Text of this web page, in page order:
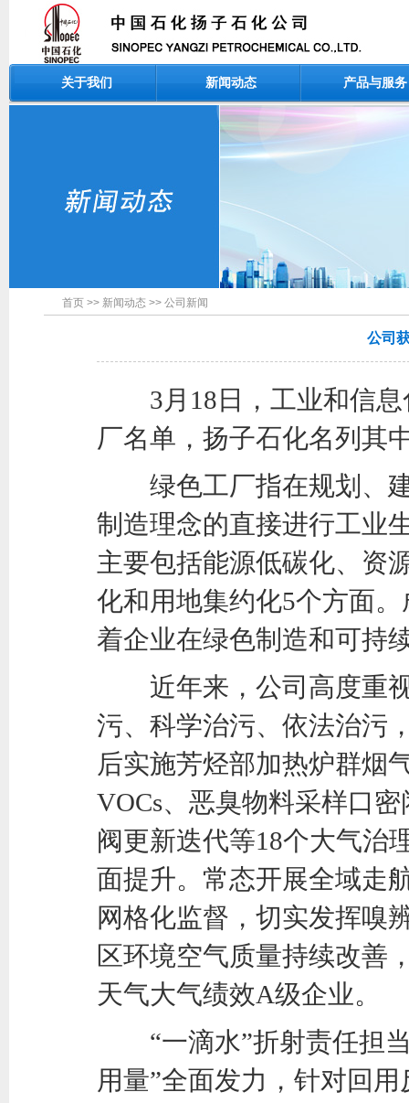
关于我们 新闻动态 产品与服务
首页 >> 新闻动态 >> 公司新闻
公司
3月18日，工业和信息
厂名单，扬子石化名列其
绿色工厂指在规划、建
制造理念的直接进行工业
主要包括能源低碳化、资
化和用地集约化5个方面
着企业在绿色制造和可持
近年来，公司高度重视
污、科学治污、依法治污
后实施芳烃部加热炉群烟
VOCs、恶臭物料采样口
阀更新迭代等18个大气治
面提升。常态开展全域走
网格化监督，切实发挥嗅
区环境空气质量持续改善
天气大气绩效A级企业。
“一滴水”折射责任担当
用量”全面发力，针对回